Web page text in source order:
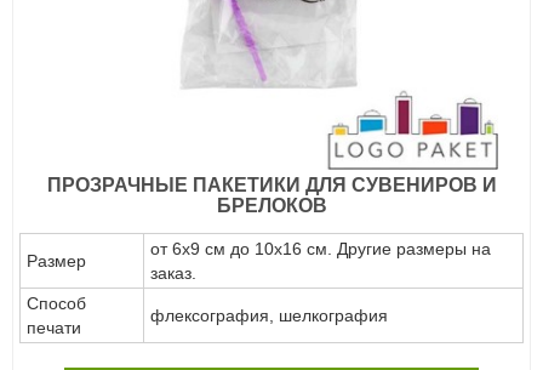
ПРОЗРАЧНЫЕ ПАКЕТИКИ ДЛЯ СУВЕНИРОВ И
БРЕЛОКОВ
Размер
от 6х9 см до 10х16 см. Другие размеры на
заказ.
Способ
печати
флексография, шелкография